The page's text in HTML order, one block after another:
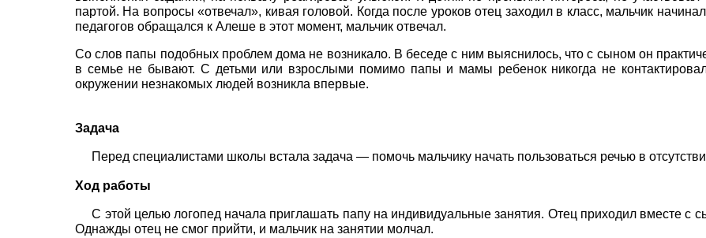
партой. На вопросы «отвечал», кивая головой. Когда после уроков отец заходил в класс, мальчик
педагогов обращался к Алеше в этот момент, мальчик отвечал.
Со слов папы подобных проблем дома не возникало. В беседе с ним выяснилось, что с сыном он
в семье не бывают. С детьми или взрослыми помимо папы и мамы ребенок никогда не
окружении незнакомых людей возникла впервые.
Задача
Перед специалистами школы встала задача — помочь мальчику начать пользоваться речью в
Ход работы
С этой целью логопед начала приглашать папу на индивидуальные занятия. Отец приходил вместе с
Однажды отец не смог прийти, и мальчик на занятии молчал.